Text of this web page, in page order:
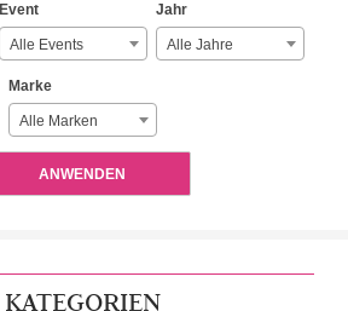
Event
Alle Events
Jahr
Alle Jahre
Marke
Alle Marken
ANWENDEN
KATEGORIEN